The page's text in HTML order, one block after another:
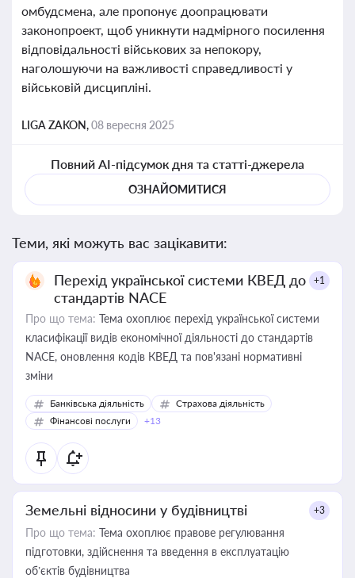
омбудсмена, але пропонує доопрацювати
законопроект, щоб уникнути надмірного посилення
відповідальності військових за непокору,
наголошуючи на важливості справедливості у
військовій дисципліні.
LIGA ZAKON,08 вересня 2025
Повний AI-підсумок дня та статті-джерела
ОЗНАЙОМИТИСЯ
Теми, які можуть вас зацікавити:
Перехід української системи КВЕД до
стандартів NACE
+1
Про що тема: Тема охоплює перехід української системи
класифікації видів економічної діяльності до стандартів
NACE, оновлення кодів КВЕД та пов'язані нормативні
зміни
Банківська діяльність
Страхова діяльність
Фінансові послуги
+13
Земельні відносини у будівництві +3
Про що тема: Тема охоплює правове регулювання
підготовки, здійснення та введення в експлуатацію
об’єктів будівництва